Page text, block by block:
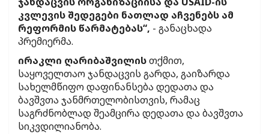
კვლევის შედეგები ნათლად აჩვენებს ამ
რეფორმის წარმატებას“, - განაცხადა
პრემიერმა.
ირაკლი ღარიბაშვილისთქმით,
საყოველთაო ჯანდაცვის გარდა, გაიზარდა
სახელმწიფო დაფინანსება დედათა და
ბავშვთა ჯანმრთელობისთვის, რამაც
საგრძნობლად შეამცირა დედათა და ბავშვთა
სიკვდილიანობა.